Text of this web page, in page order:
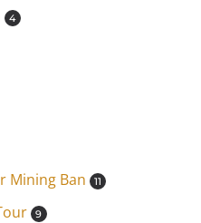
4
Mining Ban 11
9